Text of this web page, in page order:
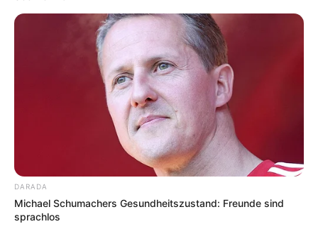
DARADA
Michael Schumachers Gesundheitszustand: Freunde sind
sprachlos